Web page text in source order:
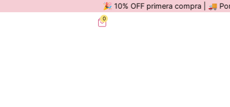
🎉 10% OFF primera compra | 🚚 Por
0